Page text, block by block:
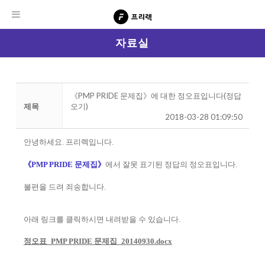
자료실
제목
《PMP PRIDE 문제집》에 대한 정오표입니다(정답
오기)
2018-03-28 01:09:50
안녕하세요. 프리렉입니다.
《PMP PRIDE 문제집》 에서 잘못 표기된 정답의 정오표입니다.
불편을 드려 죄송합니다.
아래 링크를 클릭하시면 내려받을 수 있습니다.
정오표_PMP PRIDE 문제집_20140930.docx